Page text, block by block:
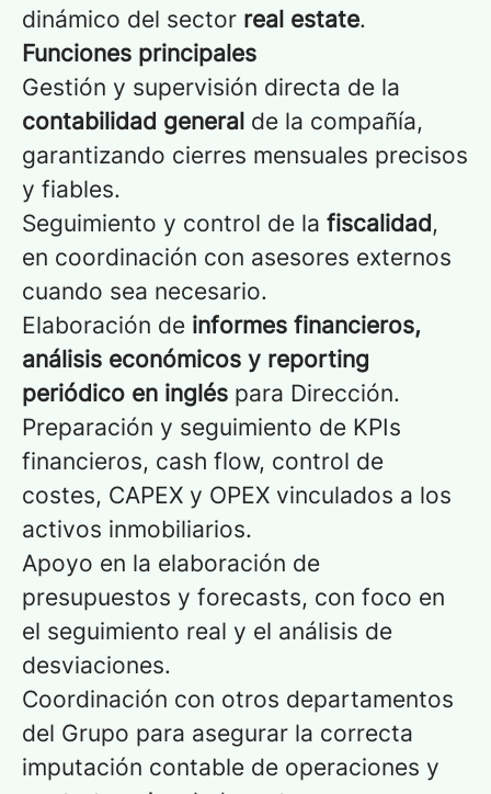
dinámico del sector real estate.
Funciones principales
Gestión y supervisión directa de la
contabilidad general de la compañía,
garantizando cierres mensuales precisos
y fiables.
Seguimiento y control de la fiscalidad,
en coordinación con asesores externos
cuando sea necesario.
Elaboración de informes financieros,
análisis económicos y reporting
periódico en inglés para Dirección.
Preparación y seguimiento de KPIs
financieros, cash flow, control de
costes, CAPEX y OPEX vinculados a los
activos inmobiliarios.
Apoyo en la elaboración de
presupuestos y forecasts, con foco en
el seguimiento real y el análisis de
desviaciones.
Coordinación con otros departamentos
del Grupo para asegurar la correcta
imputación contable de operaciones y